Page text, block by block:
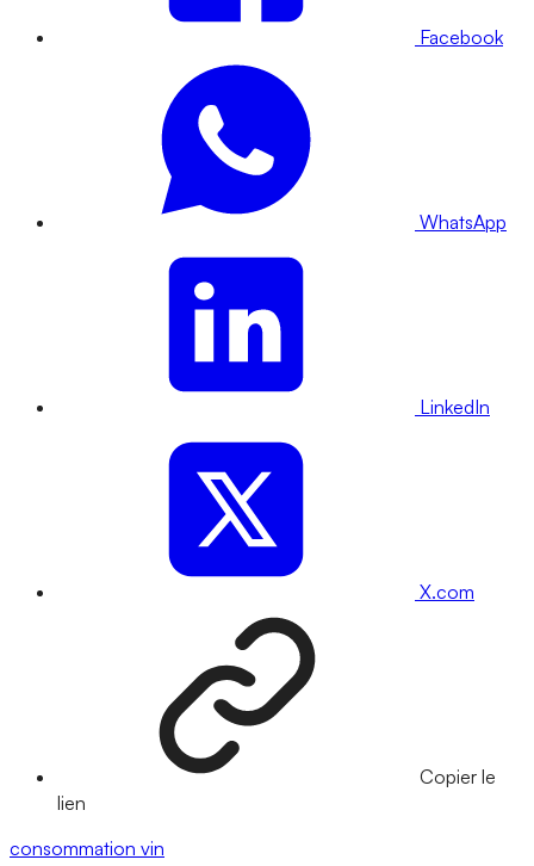
Facebook
WhatsApp
LinkedIn
X.com
Copier le
lien
consommation vin